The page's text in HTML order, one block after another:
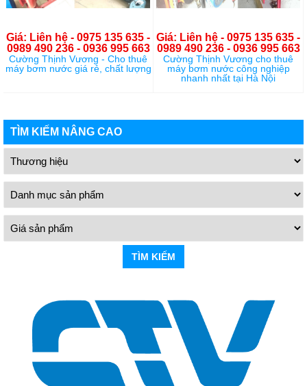
Giá: Liên hệ - 0975 135 635 -
0989 490 236 - 0936 995 663
Cường Thịnh Vương - Cho thuê
máy bơm nước giá rẻ, chất lượng
Giá: Liên hệ - 0975 135 635 -
0989 490 236 - 0936 995 663
Cường Thịnh Vương cho thuê
máy bơm nước công nghiệp
nhanh nhất tại Hà Nội
TÌM KIẾM NÂNG CAO
TÌM KIẾM